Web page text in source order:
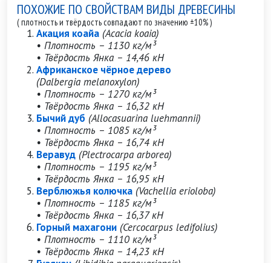
ПОХОЖИЕ ПО СВОЙСТВАМ ВИДЫ ДРЕВЕСИНЫ
( плотность и твёрдость совпадают по значению ±10% )
Акация коайа (Acacia koaia)
• Плотность – 1130 кг/м³
• Твёрдость Янка – 14,46 кН
Африканское чёрное дерево
(Dalbergia melanoxylon)
• Плотность – 1270 кг/м³
• Твёрдость Янка – 16,32 кН
Бычий дуб (Allocasuarina luehmannii)
• Плотность – 1085 кг/м³
• Твёрдость Янка – 16,74 кН
Веравуд (Plectrocarpa arborea)
• Плотность – 1195 кг/м³
• Твёрдость Янка – 16,95 кН
Верблюжья колючка (Vachellia erioloba)
• Плотность – 1185 кг/м³
• Твёрдость Янка – 16,37 кН
Горный махагони (Cercocarpus ledifolius)
• Плотность – 1110 кг/м³
• Твёрдость Янка – 14,23 кН